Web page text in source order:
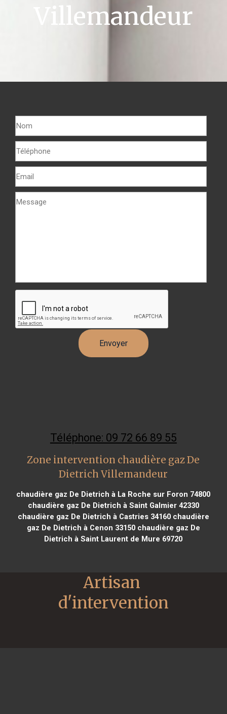
Villemandeur
Téléphone: 09 72 66 89 55
Zone intervention chaudière gaz De
Dietrich Villemandeur
chaudière gaz De Dietrich à La Roche sur Foron 74800
chaudière gaz De Dietrich à Saint Galmier 42330
chaudière gaz De Dietrich à Castries 34160chaudière
gaz De Dietrich à Cenon 33150chaudière gaz De
Dietrich à Saint Laurent de Mure 69720
Artisan
d'intervention